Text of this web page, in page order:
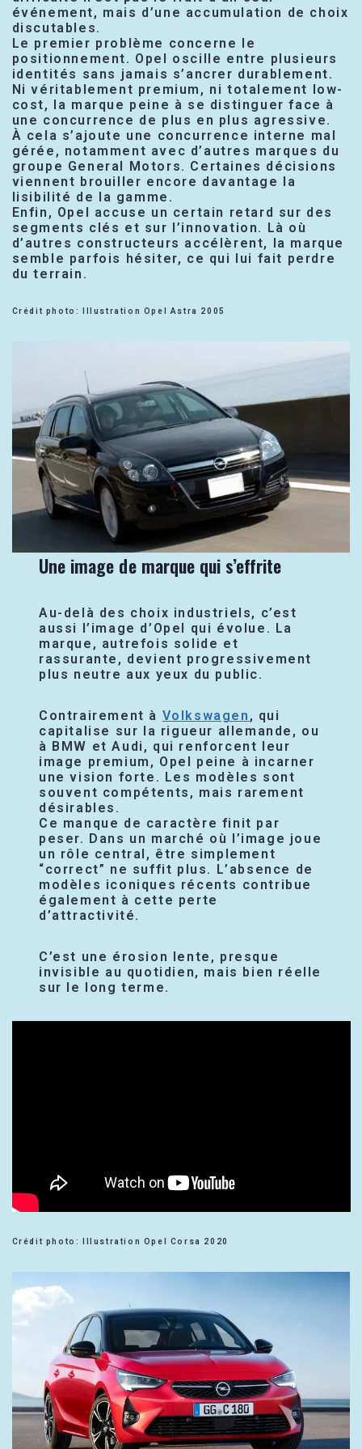
événement, mais d’une accumulation de choix
discutables.
Le premier problème concerne le
positionnement. Opel oscille entre plusieurs
identités sans jamais s’ancrer durablement.
Ni véritablement premium, ni totalement low-
cost, la marque peine à se distinguer face à
une concurrence de plus en plus agressive.
À cela s’ajoute une concurrence interne mal
gérée, notamment avec d’autres marques du
groupe General Motors. Certaines décisions
viennent brouiller encore davantage la
lisibilité de la gamme.
Enfin, Opel accuse un certain retard sur des
segments clés et sur l’innovation. Là où
d’autres constructeurs accélèrent, la marque
semble parfois hésiter, ce qui lui fait perdre
du terrain.
Crédit photo: Illustration Opel Astra 2005
Une image de marque qui s’effrite
Au-delà des choix industriels, c’est
aussi l’image d’Opel qui évolue. La
marque, autrefois solide et
rassurante, devient progressivement
plus neutre aux yeux du public.
Contrairement à Volkswagen , qui
capitalise sur la rigueur allemande, ou
à BMW et Audi, qui renforcent leur
image premium, Opel peine à incarner
une vision forte. Les modèles sont
souvent compétents, mais rarement
désirables.
Ce manque de caractère finit par
peser. Dans un marché où l’image joue
un rôle central, être simplement
“correct” ne suffit plus. L’absence de
modèles iconiques récents contribue
également à cette perte
d’attractivité.
C’est une érosion lente, presque
invisible au quotidien, mais bien réelle
sur le long terme.
Crédit photo: Illustration Opel Corsa 2020